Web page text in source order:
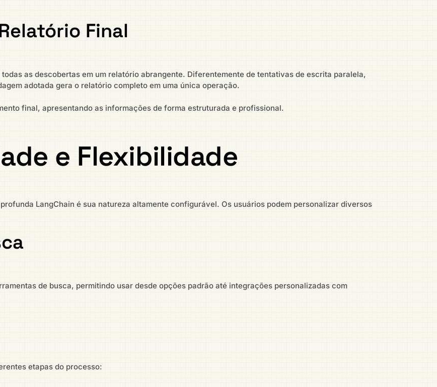
Final
as descobertas em um relatório abrangente. Diferentemente de tentativas de escrita paralela,
adotada gera o relatório completo em uma única operação.
final, apresentando as informações de forma estruturada e profissional.
e Flexibilidade
LangChain é sua natureza altamente configurável. Os usuários podem personalizar diversos
de busca, permitindo usar desde opções padrão até integrações personalizadas com
etapas do processo: